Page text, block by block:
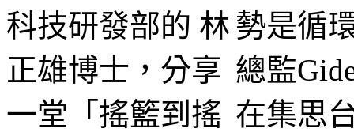
勢是循
總監
在集思